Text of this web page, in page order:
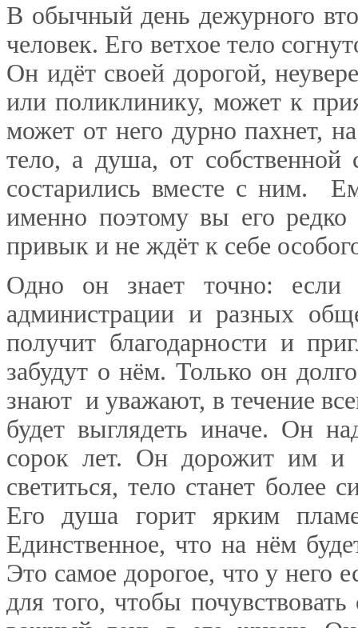
В обычный день дежурного
человек. Его ветхое тело
Он идёт своей дорогой,
или поликлинику, может к
может от него дурно пахнет,
тело, а душа, от собственной
состарились вместе с ним.
именно поэтому вы его
привык и не ждёт к себе
Одно он знает точно:
администрации и разных
получит благодарности и
забудут о нём. Только он
знают и уважают, в течение
будет выглядеть иначе. Он
сорок лет. Он дорожит им и
светиться, тело станет
Его душа горит ярким
Единственное, что на нём
Это самое дорогое, что у него
для того, чтобы